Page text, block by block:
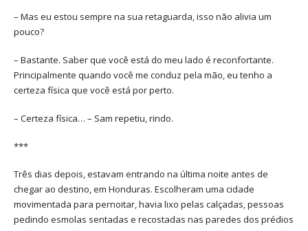
– Mas eu estou sempre na sua retaguarda, isso não alivia um
pouco?
– Bastante. Saber que você está do meu lado é reconfortante.
Principalmente quando você me conduz pela mão, eu tenho a
certeza física que você está por perto.
– Certeza física… – Sam repetiu, rindo.
***
Três dias depois, estavam entrando na última noite antes de
chegar ao destino, em Honduras. Escolheram uma cidade
movimentada para pernoitar, havia lixo pelas calçadas, pessoas
pedindo esmolas sentadas e recostadas nas paredes dos prédios